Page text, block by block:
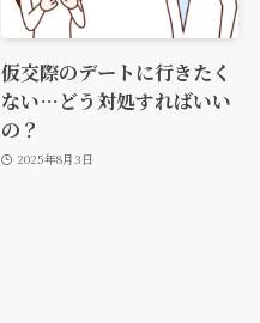
仮交際のデートに行きたく
ない…どう対処すればいい
の？
2025年8月3日